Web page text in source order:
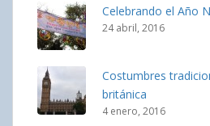
Celebrando el Año
24 abril, 2016
Costumbres
británica
4 enero, 2016